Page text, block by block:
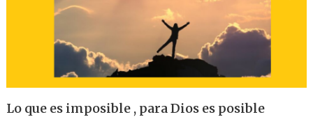
Lo que es imposible , para Dios es posible